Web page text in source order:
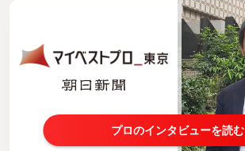
プロのインタビューを読む